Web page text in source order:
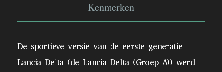
Kenmerken
De sportieve versie van de eerste generatie
Lancia Delta (de Lancia Delta (Groep A)) werd